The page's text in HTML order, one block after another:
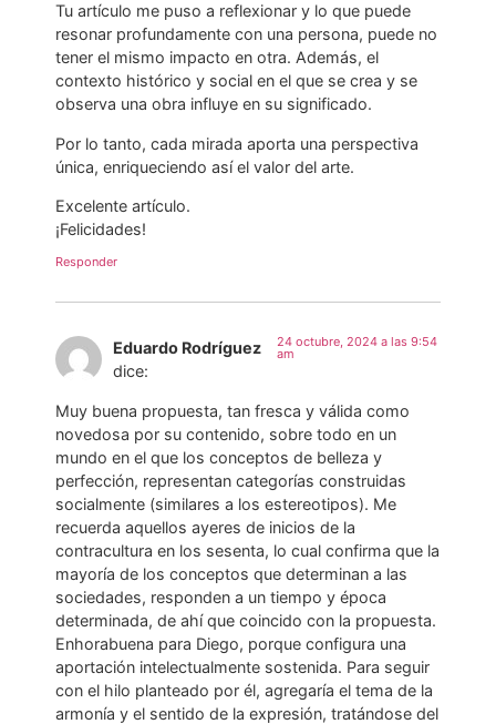
Tu artículo me puso a reflexionar y lo que puede
resonar profundamente con una persona, puede no
tener el mismo impacto en otra. Además, el
contexto histórico y social en el que se crea y se
observa una obra influye en su significado.
Por lo tanto, cada mirada aporta una perspectiva
única, enriqueciendo así el valor del arte.
Excelente artículo.
¡Felicidades!
Responder
Eduardo Rodríguez
dice:
24 octubre, 2024 a las 9:54
am
Muy buena propuesta, tan fresca y válida como
novedosa por su contenido, sobre todo en un
mundo en el que los conceptos de belleza y
perfección, representan categorías construidas
socialmente (similares a los estereotipos). Me
recuerda aquellos ayeres de inicios de la
contracultura en los sesenta, lo cual confirma que la
mayoría de los conceptos que determinan a las
sociedades, responden a un tiempo y época
determinada, de ahí que coincido con la propuesta.
Enhorabuena para Diego, porque configura una
aportación intelectualmente sostenida. Para seguir
con el hilo planteado por él, agregaría el tema de la
armonía y el sentido de la expresión, tratándose del